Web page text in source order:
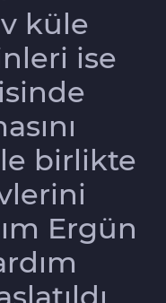
küle
ise
birlikte
Ergün